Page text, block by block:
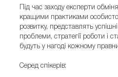
Під час заходу експерти
кращими практиками
розвитку, представлять
проблеми, стратегії роботи і
будуть у нагоді кожному
Серед спікерів: